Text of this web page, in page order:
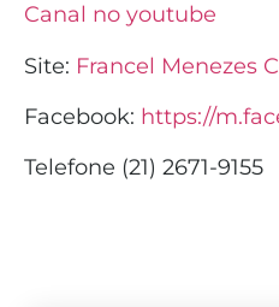
Canal no youtube
Site: Francel Menezes
Facebook: https://
Telefone (21) 2671-9155